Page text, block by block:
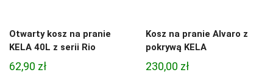
Otwarty kosz na pranie
KELA 40L z serii Rio
62,90 zł
Kosz na pranie Alvaro z
pokrywą KELA
230,00 zł